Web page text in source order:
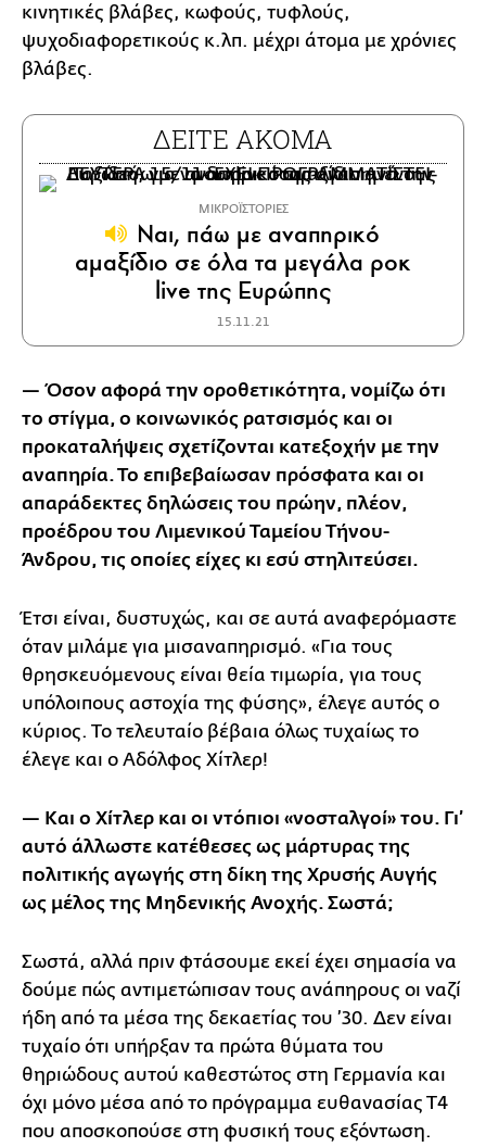
κινητικές βλάβες, κωφούς, τυφλούς,
ψυχοδιαφορετικούς κ.λπ. μέχρι άτομα με χρόνιες
βλάβες.
ΔΕΙΤΕ ΑΚΟΜΑ
ΜΙΚΡΟΪΣΤΟΡΙΕΣ
Ναι, πάω με αναπηρικό
αμαξίδιο σε όλα τα μεγάλα ροκ
live της Ευρώπης
15.11.21
— Όσον αφορά την οροθετικότητα, νομίζω ότι
το στίγμα, ο κοινωνικός ρατσισμός και οι
προκαταλήψεις σχετίζονται κατεξοχήν με την
αναπηρία. Το επιβεβαίωσαν πρόσφατα και οι
απαράδεκτες δηλώσεις του πρώην, πλέον,
προέδρου του Λιμενικού Ταμείου Τήνου-
Άνδρου, τις οποίες είχες κι εσύ στηλιτεύσει.
Έτσι είναι, δυστυχώς, και σε αυτά αναφερόμαστε
όταν μιλάμε για μισαναπηρισμό. «Για τους
θρησκευόμενους είναι θεία τιμωρία, για τους
υπόλοιπους αστοχία της φύσης», έλεγε αυτός ο
κύριος. Το τελευταίο βέβαια όλως τυχαίως το
έλεγε και ο Αδόλφος Χίτλερ!
— Και ο Χίτλερ και οι ντόπιοι «νοσταλγοί» του. Γι’
αυτό άλλωστε κατέθεσες ως μάρτυρας της
πολιτικής αγωγής στη δίκη της Χρυσής Αυγής
ως μέλος της Μηδενικής Ανοχής. Σωστά;
Σωστά, αλλά πριν φτάσουμε εκεί έχει σημασία να
δούμε πώς αντιμετώπισαν τους ανάπηρους οι ναζί
ήδη από τα μέσα της δεκαετίας του ’30. Δεν είναι
τυχαίο ότι υπήρξαν τα πρώτα θύματα του
θηριώδους αυτού καθεστώτος στη Γερμανία και
όχι μόνο μέσα από το πρόγραμμα ευθανασίας Τ4
που αποσκοπούσε στη φυσική τους εξόντωση.